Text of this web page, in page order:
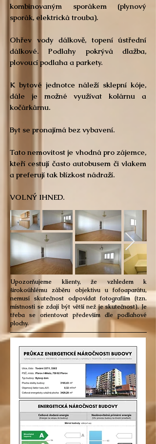
kombinovaným sporákem (plynový
sporák, elektrická trouba).
Ohřev vody dálkově, topení ústřední
dálkové. Podlahy pokrývá dlažba,
plovoucí podlaha a parkety.
K bytové jednotce náleží sklepní kóje,
dále je možné využívat kolárnu a
kočárkárnu.
Byt se pronajímá bez vybavení.
Tato nemovitost je vhodná pro zájemce,
kteří cestují často autobusem či vlakem
a preferují tak blízkost nádraží.
VOLNÝ IHNED.
Upozorňujeme klienty, že vzhledem k
širokoúhlému záběru objektivu u fofoaparátu,
nemusí skutečnost odpovídat fotografiím (tzn.
místnosti se zdají být větší než je skutečnost). Je
třeba se orientovat především dle podlahové
plochy.